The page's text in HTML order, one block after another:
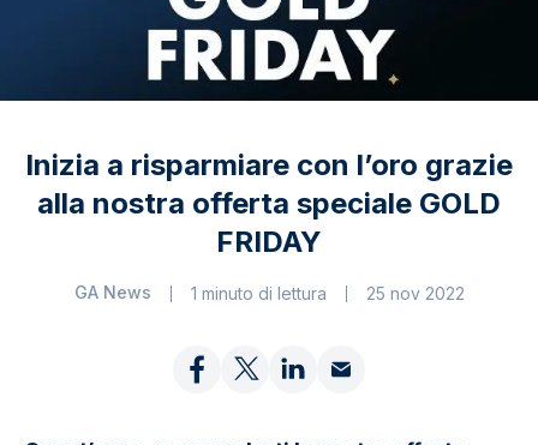
Inizia a risparmiare con l’oro grazie
alla nostra offerta speciale GOLD
FRIDAY
GA News 1 minuto di lettura 25 nov 2022